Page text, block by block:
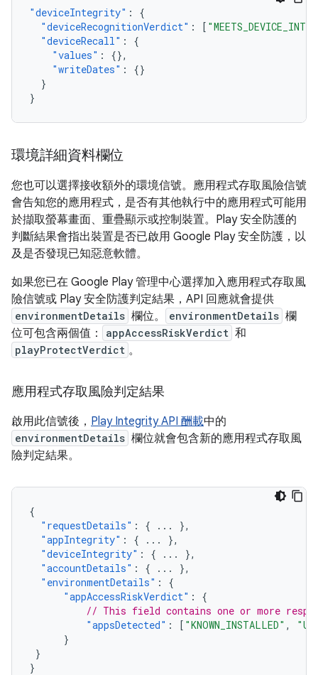
"deviceIntegrity" :
{
"deviceRecognitionVerdict" : [
"deviceRecall" :
{
"values" :
{},
"writeDates" :
{}
}
}
環境詳細資料欄位
您也可以選擇接收額外的環境信號。應用程式存取風險信號
會告知您的應用程式，是否有其他執行中的應用程式可能用
於擷取螢幕畫面、重疊顯示或控制裝置。Play 安全防護的
判斷結果會指出裝置是否已啟用 Google Play 安全防護，以
及是否發現已知惡意軟體。
如果您已在 Google Play 管理中心選擇加入應用程式存取風
險信號或 Play 安全防護判定結果，API 回應就會提供
environmentDetails 欄位。 environmentDetails 欄
位可包含兩個值：
appAccessRiskVerdict 和
playProtectVerdict 。
應用程式存取風險判定結果
啟用此信號後， Play Integrity API 酬載中的
environmentDetails 欄位就會包含新的應用程式存取風
險判定結果。
{
"requestDetails" : { ...
},
"appIntegrity" : { ...
},
"deviceIntegrity" : { ...
},
"accountDetails" : { ...
},
"environmentDetails" :
{
"appAccessRiskVerdict" :
{
// This field contains one or more
"appsDetected" : [ "KNOWN_INSTALLED" ,
}
}
}